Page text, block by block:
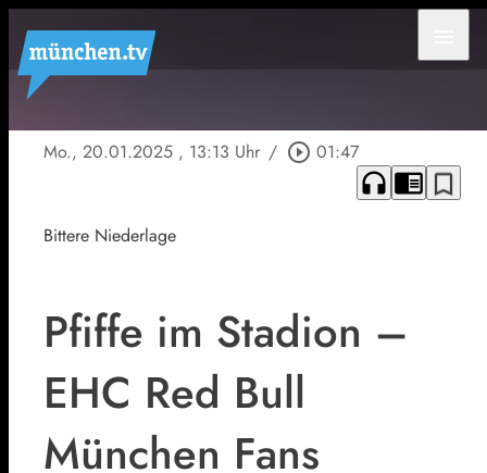
Mo., 20.01.2025 , 13:13 Uhr / play_circle_outline 01:47
headphones chrome_reader_mode bookmark_border
Bittere Niederlage
Pfiffe im Stadion –
EHC Red Bull
München Fans